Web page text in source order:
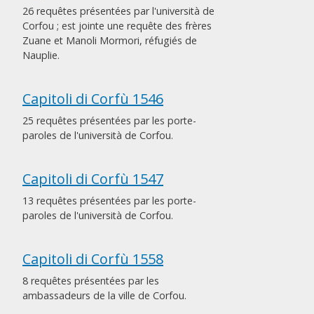
26 requêtes présentées par l'università de
Corfou ; est jointe une requête des frères
Zuane et Manoli Mormori, réfugiés de
Nauplie.
Capitoli di Corfù 1546
25 requêtes présentées par les porte-
paroles de l'università de Corfou.
Capitoli di Corfù 1547
13 requêtes présentées par les porte-
paroles de l'università de Corfou.
Capitoli di Corfù 1558
8 requêtes présentées par les
ambassadeurs de la ville de Corfou.